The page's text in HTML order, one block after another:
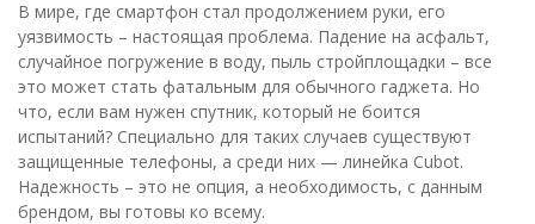
В мире, где смартфон стал продолжением руки, его
уязвимость – настоящая проблема. Падение на асфальт,
случайное погружение в воду, пыль стройплощадки – все
это может стать фатальным для обычного гаджета. Но
что, если вам нужен спутник, который не боится
испытаний? Специально для таких случаев существуют
защищенные телефоны, а среди них — линейка Cubot.
Надежность – это не опция, а необходимость, с данным
брендом, вы готовы ко всему.